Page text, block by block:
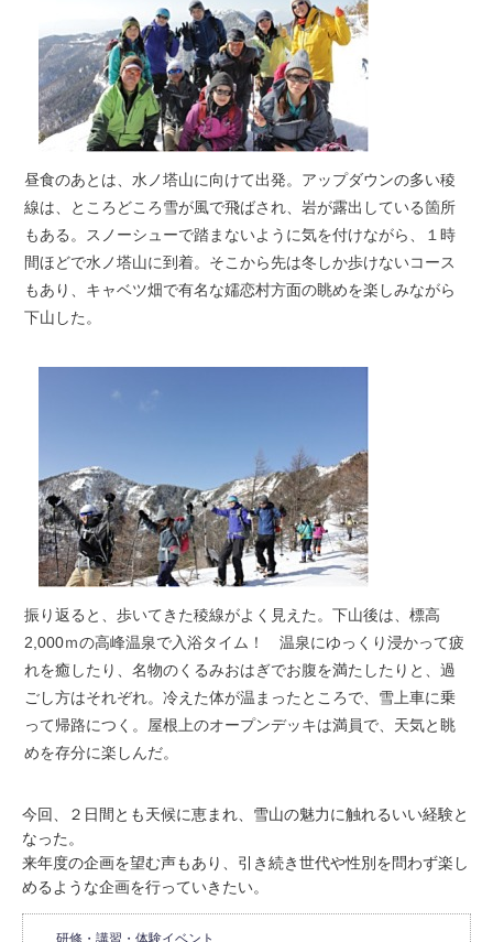
昼食のあとは、水ノ塔山に向けて出発。アップダウンの多い稜
線は、ところどころ雪が風で飛ばされ、岩が露出している箇所
もある。スノーシューで踏まないように気を付けながら、１時
間ほどで水ノ塔山に到着。そこから先は冬しか歩けないコース
もあり、キャベツ畑で有名な嬬恋村方面の眺めを楽しみながら
下山した。
振り返ると、歩いてきた稜線がよく見えた。下山後は、標高
2,000ｍの高峰温泉で入浴タイム！ 温泉にゆっくり浸かって疲
れを癒したり、名物のくるみおはぎでお腹を満たしたりと、過
ごし方はそれぞれ。冷えた体が温まったところで、雪上車に乗
って帰路につく。屋根上のオープンデッキは満員で、天気と眺
めを存分に楽しんだ。
今回、２日間とも天候に恵まれ、雪山の魅力に触れるいい経験と
なった。
来年度の企画を望む声もあり、引き続き世代や性別を問わず楽し
めるような企画を行っていきたい。
研修・講習・体験イベント